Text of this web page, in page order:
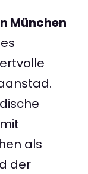
München
als
der